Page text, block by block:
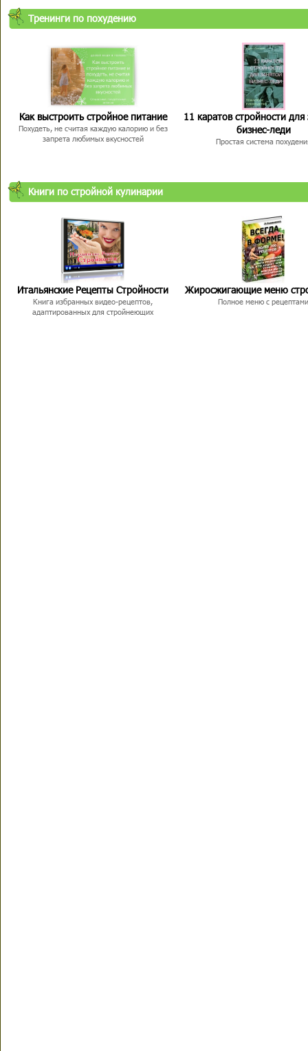
Тренинги по похудению
Как выстроить стройное питание
Похудеть, не считая каждую калорию и без
запрета любимых вкусностей
11 каратов стройности для
бизнес-леди
Простая система
Книги по стройной кулинарии
Итальянские Рецепты Стройности
Книга избранных видео-рецептов,
адаптированных для стройнеющих
Жиросжигающие меню
Полное меню с рецептами